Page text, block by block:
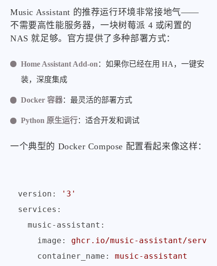
Music Assistant 的推荐运行环境非常接地气——
不需要高性能服务器，一块树莓派 4 或闲置的
NAS 就足够。官方提供了多种部署方式：
Home Assistant Add-on ：如果你已经在用 HA，一键安
装，深度集成
Docker 容器：最灵活的部署方式
Python 原生运行：适合开发和调试
一个典型的 Docker Compose 配置看起来像这样：
version:
'3'
services:
music-assistant:
image:
ghcr.io/music-assistant/
container_name:
music-assistant